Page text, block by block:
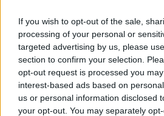
If you wish to opt-out of the sale,
processing of your personal or
targeted advertising by us, please
section to confirm your selection.
opt-out request is processed you
interest-based ads based on
us or personal information disclosed
your opt-out. You may separately